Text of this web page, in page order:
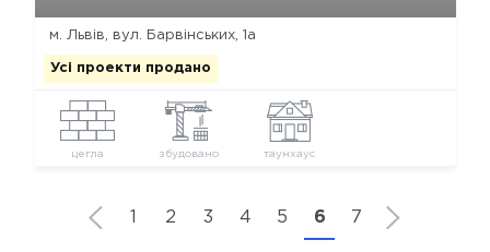
м. Львів, вул. Барвінських, 1а
Усі проекти продано
цегла збудовано таунхаус
1 2 3 4 5 6 7